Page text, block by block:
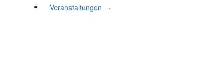
Veranstaltungen
.